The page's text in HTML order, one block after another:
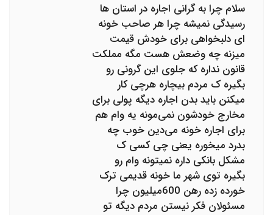
سلام چرا به گرانی اجاره در استان ها
رسیدگی نمیشه چرا هر صاحب خونه
ای دلبخواهی برای خودش قیمت
میزنه چه وضعش هست مگه مملکت
قانون نداره که جلوی این گرونی رو
بگیره ک مردم بیچاره هرچی کار
میکنن باید بدن اجاره دیگه پولی برای
مخارج خودشون نمی‌مونه یه وام هم
برای اجاره خونه می‌دین خوب چه
بدرد میخوره یعنی چی کسی ک
مشکل بانکی داره نمیتونه وام رو
بگیره توی شهر ما خونه قدیمی ترک
خورده زده رهن 600میلیون چرا
مسئولان فکر نیستن مردم دیگه تو